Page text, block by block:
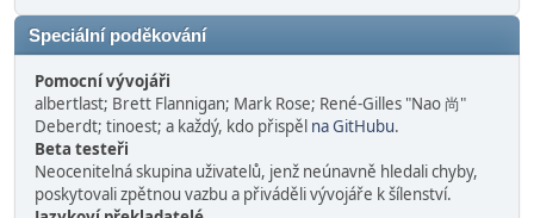
Speciální poděkování
Pomocní vývojáři
albertlast; Brett Flannigan; Mark Rose; René-Gilles "Nao 尚"
Deberdt; tinoest; a každý, kdo přispěl na GitHubu.
Beta testeři
Neocenitelná skupina uživatelů, jenž neúnavně hledali chyby,
poskytovali zpětnou vazbu a přiváděli vývojáře k šílenství.